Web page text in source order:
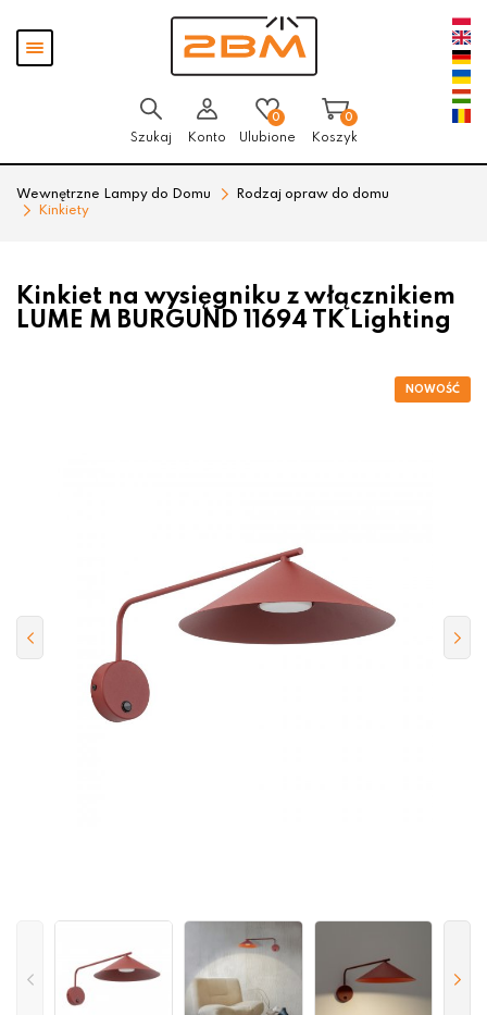
Pokaż
menu
Szukaj Konto
0
Ulubione
0
Koszyk
Wewnętrzne Lampy do Domu
Rodzaj opraw do domu
Kinkiety
Kinkiet na wysięgniku z włącznikiem
LUME M BURGUND 11694 TK Lighting